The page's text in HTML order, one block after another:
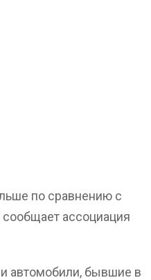
по сравнению с
ассоциация
автомобили, бывшие в